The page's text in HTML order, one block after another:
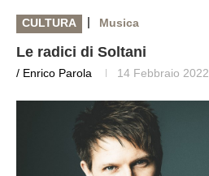
CULTURA | Musica
Le radici di Soltani
/ Enrico Parola 14 Febbraio 2022